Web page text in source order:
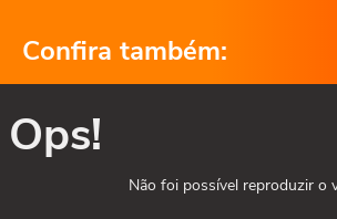
Confira também:
Ops!
Não foi possível reproduzir o